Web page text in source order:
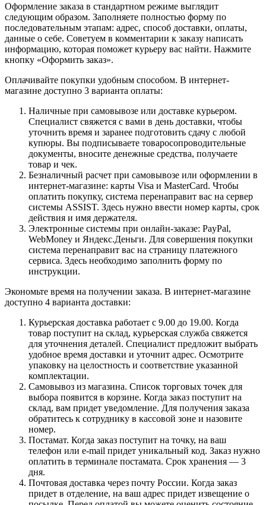
Оформление заказа в стандартном режиме выглядит
следующим образом. Заполняете полностью форму по
последовательным этапам: адрес, способ доставки, оплаты,
данные о себе. Советуем в комментарии к заказу написать
информацию, которая поможет курьеру вас найти. Нажмите
кнопку «Оформить заказ».
Оплачивайте покупки удобным способом. В интернет-
магазине доступно 3 варианта оплаты:
Наличные при самовывозе или доставке курьером.
Специалист свяжется с вами в день доставки, чтобы
уточнить время и заранее подготовить сдачу с любой
купюры. Вы подписываете товаросопроводительные
документы, вносите денежные средства, получаете
товар и чек.
Безналичный расчет при самовывозе или оформлении в
интернет-магазине: карты Visa и MasterCard. Чтобы
оплатить покупку, система перенаправит вас на сервер
системы ASSIST. Здесь нужно ввести номер карты, срок
действия и имя держателя.
Электронные системы при онлайн-заказе: PayPal,
WebMoney и Яндекс.Деньги. Для совершения покупки
система перенаправит вас на страницу платежного
сервиса. Здесь необходимо заполнить форму по
инструкции.
Экономьте время на получении заказа. В интернет-магазине
доступно 4 варианта доставки:
Курьерская доставка работает с 9.00 до 19.00. Когда
товар поступит на склад, курьерская служба свяжется
для уточнения деталей. Специалист предложит выбрать
удобное время доставки и уточнит адрес. Осмотрите
упаковку на целостность и соответствие указанной
комплектации.
Самовывоз из магазина. Список торговых точек для
выбора появится в корзине. Когда заказ поступит на
склад, вам придет уведомление. Для получения заказа
обратитесь к сотруднику в кассовой зоне и назовите
номер.
Постамат. Когда заказ поступит на точку, на ваш
телефон или e-mail придет уникальный код. Заказ нужно
оплатить в терминале постамата. Срок хранения — 3
дня.
Почтовая доставка через почту России. Когда заказ
придет в отделение, на ваш адрес придет извещение о